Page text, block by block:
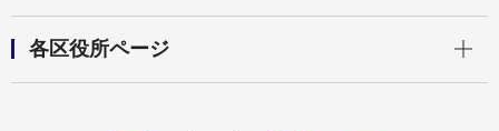
各区役所ページ